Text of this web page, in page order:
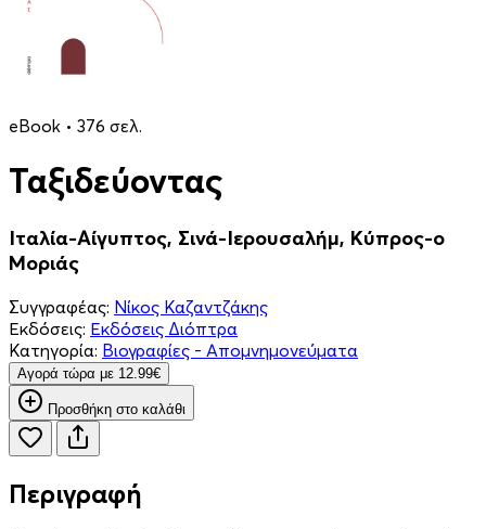
eBook • 376 σελ.
Ταξιδεύοντας
Ιταλία-Αίγυπτος, Σινά-Ιερουσαλήμ, Κύπρος-ο
Μοριάς
Συγγραφέας: Νίκος Καζαντζάκης
Εκδόσεις: Εκδόσεις Διόπτρα
Κατηγορία: Βιογραφίες - Απομνημονεύματα
Aγορά τώρα με 12.99€
Προσθήκη στο καλάθι
Περιγραφή